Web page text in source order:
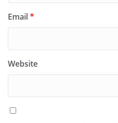
Email*
Website